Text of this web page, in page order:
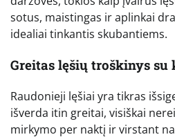
sotus, maistingas ir aplinkai
idealiai tinkantis skubantiems.
Greitas lęšių troškinys su
Raudonieji lęšiai yra tikras
išverda itin greitai, visiškai
mirkymo per naktį ir virstant